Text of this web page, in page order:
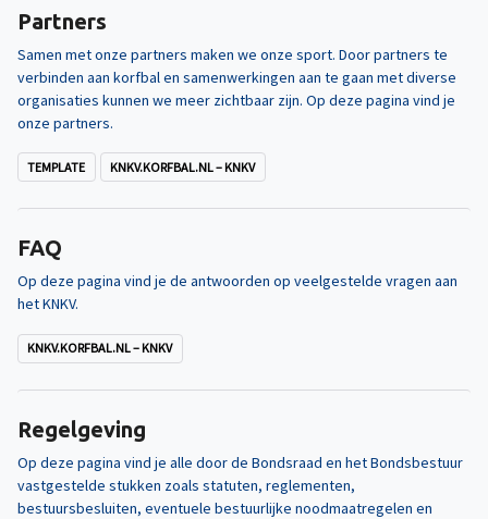
Partners
Samen met onze partners maken we onze sport. Door partners te
verbinden aan korfbal en samenwerkingen aan te gaan met diverse
organisaties kunnen we meer zichtbaar zijn. Op deze pagina vind je
onze partners.
TEMPLATE KNKV.KORFBAL.NL – KNKV
FAQ
Op deze pagina vind je de antwoorden op veelgestelde vragen aan
het KNKV.
KNKV.KORFBAL.NL – KNKV
Regelgeving
Op deze pagina vind je alle door de Bondsraad en het Bondsbestuur
vastgestelde stukken zoals statuten, reglementen,
bestuursbesluiten, eventuele bestuurlijke noodmaatregelen en